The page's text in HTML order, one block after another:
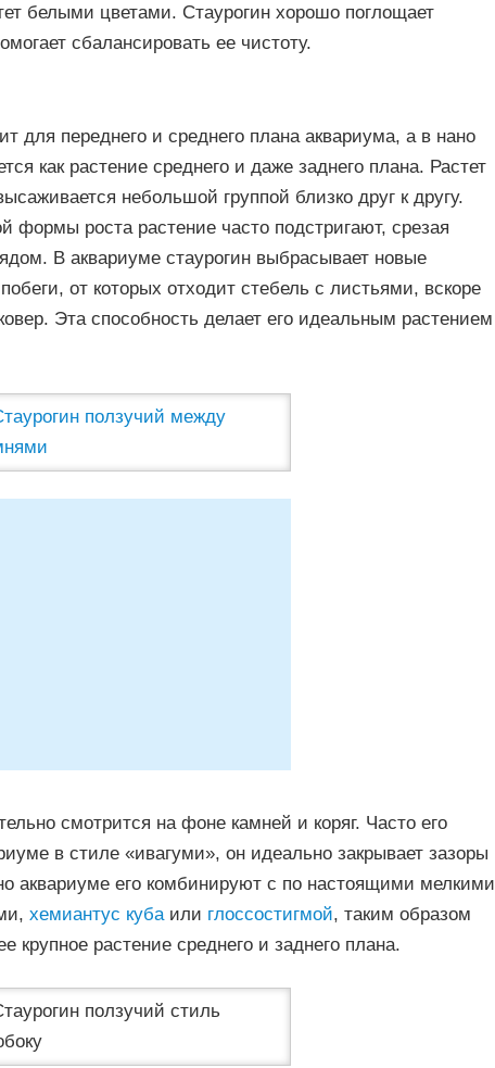
белыми цветами. Стаурогин хорошо поглощает
сбалансировать ее чистоту.
для переднего и среднего плана аквариума, а в нано
как растение среднего и даже заднего плана. Растет
небольшой группой близко друг к другу.
формы роста растение часто подстригают, срезая
В аквариуме стаурогин выбрасывает новые
от которых отходит стебель с листьями, вскоре
Эта способность делает его идеальным растением
смотрится на фоне камней и коряг. Часто его
в стиле «ивагуми», он идеально закрывает зазоры
аквариуме его комбинируют с по настоящими мелкими
хемиантус куба или глоссостигмой, таким образом
крупное растение среднего и заднего плана.